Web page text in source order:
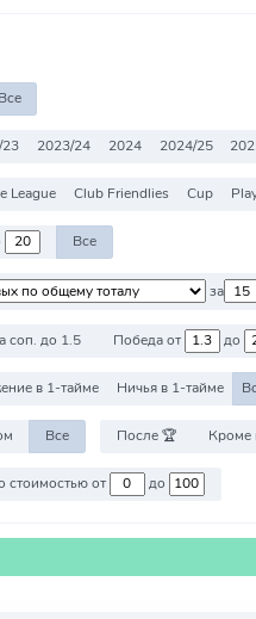
Все
2023/24 2024 2024/25
League Club Friendlies Cup
Все
за
соп. до 1.5 Победа от до
в 1-тайме Ничья в 1-тайме
Все После 🏆 Кроме
Против команд со стоимостью от до